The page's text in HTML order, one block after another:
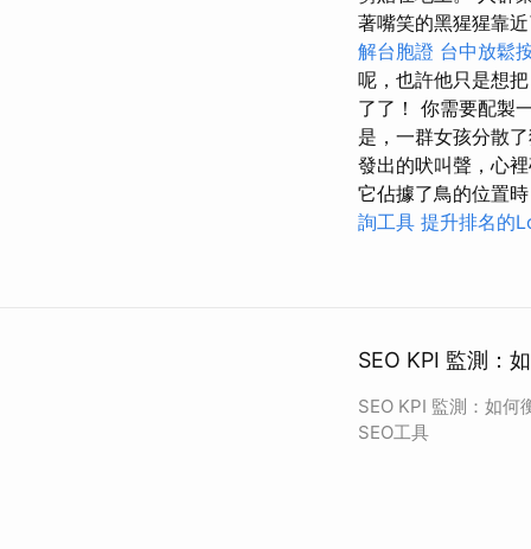
著嘴笑的黑猩猩靠
解台胞證 台中放鬆
呢，也許他只是想
了了！ 你需要配製
是，一群女孩分散
發出的吠叫聲，心
它佔據了鳥的位置
詢工具 提升排名的
SEO KPI 監測：
SEO KPI 監測：如何
SEO工具